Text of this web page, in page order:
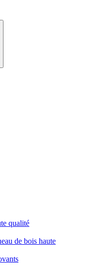
qualité
de bois haute